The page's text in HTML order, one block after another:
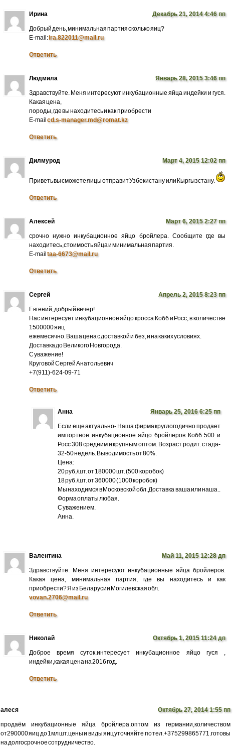
Ирина Декабрь 21, 2014 4:46 пп
Добрый день, минимальная партия сколько яиц?
E-mail:ira.822011@mail.ru
Ответить
Людмила Январь 28, 2015 3:46 пп
Здравствуйте. Меня интересуют инкубационные яйца индейки и гуся.
Какая цена,
породы, где вы находитесь и как приобрести
E-mailcd.s-manager.md@romat.kz
Ответить
Дилмурод Март 4, 2015 12:02 пп
Приветь вы сможете яицы отправит Узбекистану или Кыргызстану.
Ответить
Алексей Март 6, 2015 2:27 пп
срочно нужно инкубационное яйцо бройлера. Сообщите где вы
находитесь,стоимость яйца и минимальная партия.
E-mailtaa-6673@mail.ru
Ответить
Сергей Апрель 2, 2015 8:23 пп
Евгений, добрый вечер!
Нас интересует инкубационное яйцо кросса Кобб и Росс, в количестве
1500000 яиц
ежемесячно. Ваша цена с доставкой и без, и на каких условиях.
Доставка до Великого Новгорода.
С уважение!
Круговой Сергей Анатольевич
+7(911)-624-09-71
Ответить
Анна Январь 25, 2016 6:25 пп
Если еще актуально- Наша фирма круглогодично продает
импортное инкубационное яйцо бройлеров Кобб 500 и
Росс 308 средним и крупным оптом. Возраст родит. стада-
32-50 недель. Выводимость от 80%.
Цена:
20 руб,/шт. от 180000 шт. (500 коробок)
18 руб./шт. от 360000 (1000 коробок)
Мы находимся в Московской обл. Доставка ваша или наша..
Форма оплаты любая.
С уважением.
Анна.
Валентина Май 11, 2015 12:28 дп
Здравствуйте. Меня интересуют инкубационные яйца бройлеров.
Какая цена, минимальная партия, где вы находитесь и как
приобрести? Я из Беларусии Могилевская обл.
vovan.2706@mail.ru
Ответить
Николай Октябрь 1, 2015 11:24 дп
Доброе время суток.интересует инкубационное яйцо гуся ,
индейки,какая цена на 2016 год.
Ответить
алеся Октябрь 27, 2014 1:55 пп
продаём инкубационные яйца бройлера.оптом из германии,количеством
от290000 яиц до 1мл шт.цены и виды яиц уточняйте по тел.+375299865771.готовы
на долгосрочное сотрудничество.